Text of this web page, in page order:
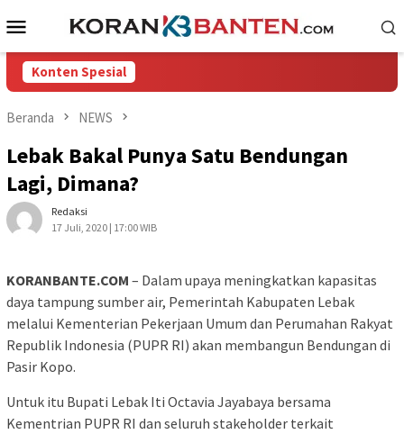
ke
Menu
Mobile
Konten Spesial
Beranda NEWS
Lebak Bakal Punya Satu Bendungan
Lagi, Dimana?
Redaksi
17 Juli, 2020 | 17:00 WIB
KORANBANTE.COM – Dalam upaya meningkatkan kapasitas
daya tampung sumber air, Pemerintah Kabupaten Lebak
melalui Kementerian Pekerjaan Umum dan Perumahan Rakyat
Republik Indonesia (PUPR RI) akan membangun Bendungan di
Pasir Kopo.
Untuk itu Bupati Lebak Iti Octavia Jayabaya bersama
Kementrian PUPR RI dan seluruh stakeholder terkait